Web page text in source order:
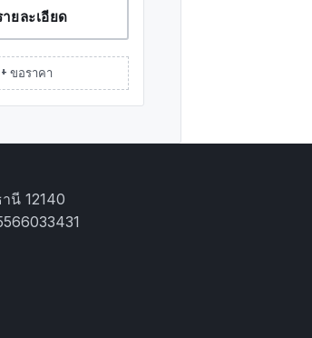
ยละเอียด
+ ขอราคา
นี 12140